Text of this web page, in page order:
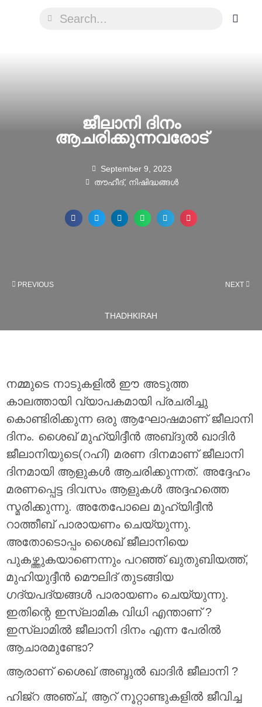
ജീലാനി ദിനം
ആചരിക്കുന്നവരോട്
September 9, 2023
തൗഹീദ്, നിഷിദ്ധങ്ങൾ
PREVIOUS NEXT
THADHKIRAH
നമ്മുടെ നാടുകളിൽ ഈ അടുത്ത
കാലത്തായി വ്യാപകമായി പ്രചരിച്ചു
കൊണ്ടിരിക്കുന്ന ഒരു ആഘോഷമാണ് ജീലാനി
ദിനം. ശൈഖ്‌ മുഹ്‌യിദ്ദീന്‍ അബ്‌ദുല്‍ ഖാദിര്‍
ജീലാനിയുടെ(റഹി) മരണ ദിനമാണ് ജീലാനി
ദിനമായി ആളുകള്‍ ആചരിക്കുന്നത്. അദ്ദേഹം
മരണപ്പെട്ട ദിവസം ആളുകള്‍ അദ്ദഹത്തെ
സ്മരിക്കുന്നു. അതേപോലെ മുഹ്‌യിദ്ദീന്‍
റാത്തീബ് പാരായണം ചെയ്യുന്നു.
അതോടൊപ്പം ശൈഖ് ജീലാനിയെ
പുകഴ്ത്തുകയാണെന്നും പറഞ്ഞ് ഖുതുബിയത്ത്,
മുഹിയുദ്ദീന്‍ മൌലിദ് തുടങ്ങിയ
ഗദ്യപദ്യങ്ങള്‍ പാരായണം ചെയ്യുന്നു.
ഇതിന്റെ ഇസ്ലാമിക വിധി എന്താണ് ?
ഇസ്ലാമില്‍ ജീലാനി ദിനം എന്ന പേരില്‍
ആചാരമുണ്ടോ?
ആരാണ് ശൈഖ് അബ്ദുല്‍ ഖാദിര്‍ ജീലാനി ?
ഹിജ്‌റ അഞ്ച്, ആറ് നൂറ്റാണ്ടുകളില്‍ ജീവിച്ച